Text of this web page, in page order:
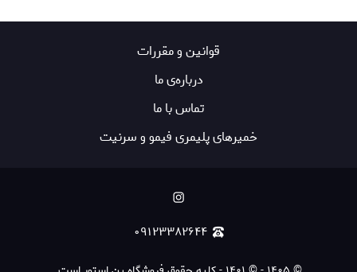
قوانين و مقررات
درباره‌ی ما
تماس با ما
خمیرهای پلیمری فیمو و سرنیت
۰۹۱۲۳۳۸۲۶۴۴